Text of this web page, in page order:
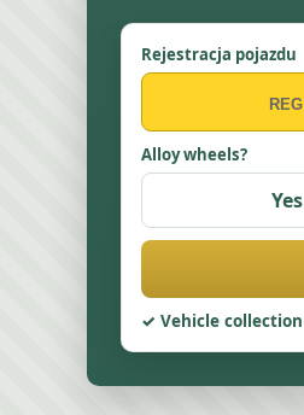
Rejestracja pojazdu
Alloy wheels?
Yes
Vehicle collection